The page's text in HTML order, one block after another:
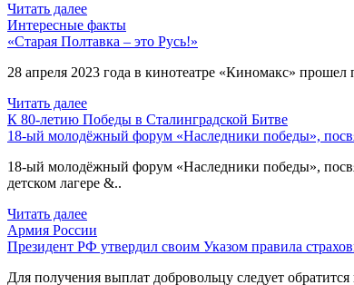
Читать далее
Интересные факты
«Старая Полтавка – это Русь!»
28 апреля 2023 года в кинотеатре «Киномакс»
Читать далее
К 80-летию Победы в Сталинградской Битве
18-ый молодёжный форум «Наследники победы»,
18-ый молодёжный форум «Наследники победы»,
детском лагере &..
Читать далее
Армия России
Президент РФ утвердил своим Указом правила
Для получения выплат добровольцу следует